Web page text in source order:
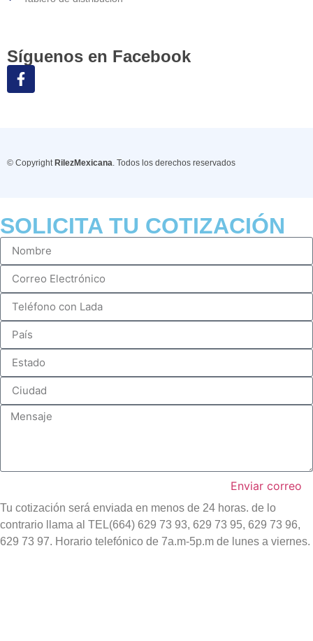
Síguenos en Facebook
© Copyright RilezMexicana . Todos los derechos reservados
SOLICITA TU COTIZACIÓN
Enviar correo
Tu cotización será enviada en menos de 24 horas. de lo
contrario llama al TEL(664) 629 73 93, 629 73 95, 629 73 96,
629 73 97. Horario telefónico de 7a.m-5p.m de lunes a viernes.